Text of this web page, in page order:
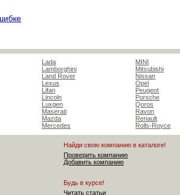
Lada
Lamborghini
Land Rover
Lexus
Lifan
Lincoln
Luxgen
Maserati
Mazda
Mercedes
MINI
Mitsubishi
Nissan
Opel
Peugeot
Porsche
Qoros
Ravon
Renault
Rolls-Royce
Найди свою компанию в каталоге!
Проверить компанию
Добавить компанию
Будь в курсе!
Читать статьи